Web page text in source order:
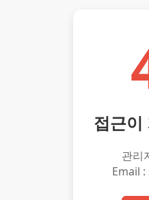
접근이
관리
Email